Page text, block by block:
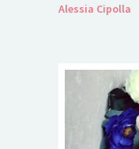
Alessia Cipolla